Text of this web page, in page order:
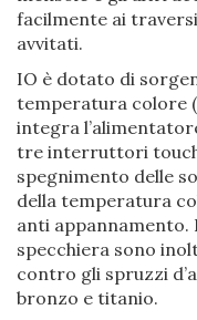
facilmente ai
avvitati.
IO è dotato di
temperatura colore
integra
tre interruttori touch
spegnimento delle
della temperatura
anti appannamento.
specchiera sono
contro gli spruzzi
bronzo e titanio.